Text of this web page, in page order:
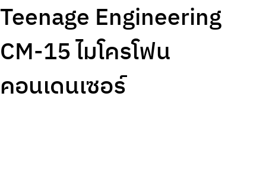
Teenage Engineering
CM-15 ไมโครโฟน
คอนเดนเซอร์